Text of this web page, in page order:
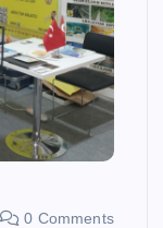
0 Comments